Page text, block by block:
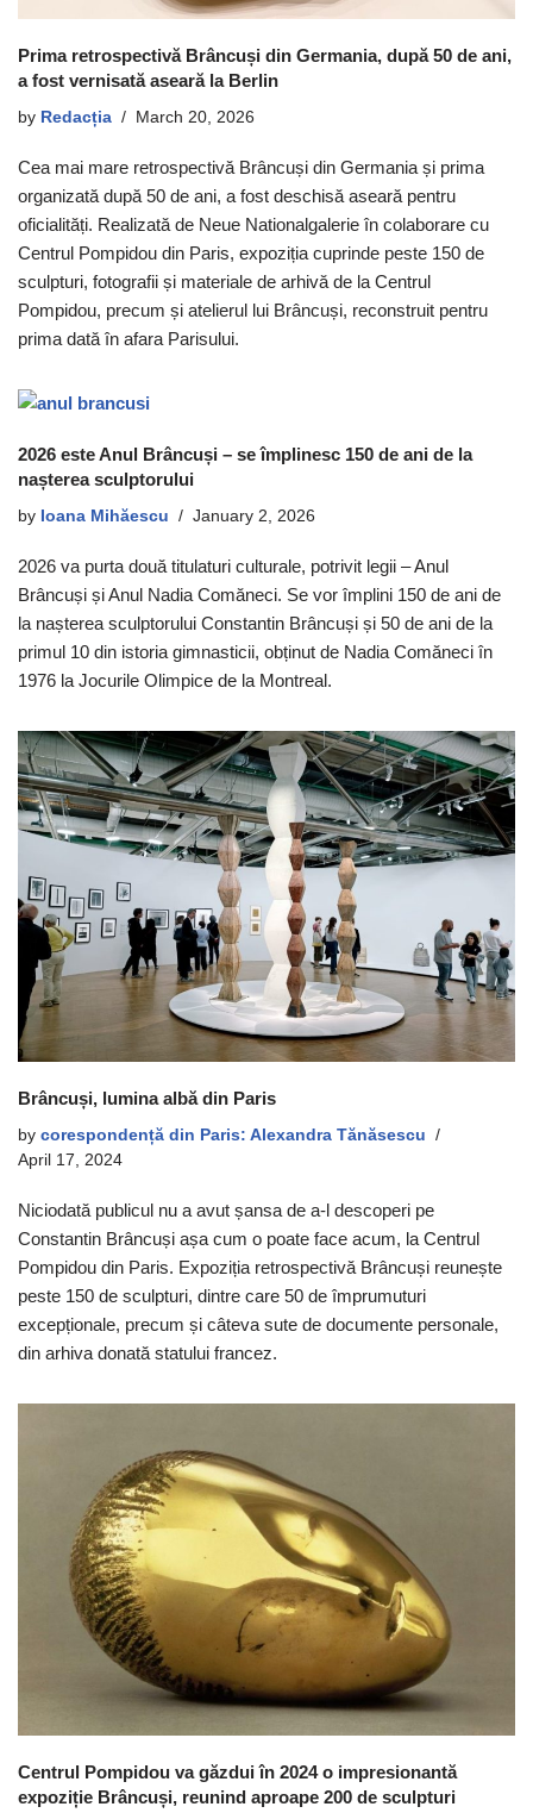
Prima retrospectivă Brâncuși din Germania, după 50 de ani,
a fost vernisată aseară la Berlin
by Redacția March 20, 2026
Cea mai mare retrospectivă Brâncuși din Germania și prima
organizată după 50 de ani, a fost deschisă aseară pentru
oficialități. Realizată de Neue Nationalgalerie în colaborare cu
Centrul Pompidou din Paris, expoziția cuprinde peste 150 de
sculpturi, fotografii și materiale de arhivă de la Centrul
Pompidou, precum și atelierul lui Brâncuși, reconstruit pentru
prima dată în afara Parisului.
2026 este Anul Brâncuși – se împlinesc 150 de ani de la
nașterea sculptorului
by Ioana Mihăescu January 2, 2026
2026 va purta două titulaturi culturale, potrivit legii – Anul
Brâncuși și Anul Nadia Comăneci. Se vor împlini 150 de ani de
la nașterea sculptorului Constantin Brâncuși și 50 de ani de la
primul 10 din istoria gimnasticii, obținut de Nadia Comăneci în
1976 la Jocurile Olimpice de la Montreal.
Brâncuși, lumina albă din Paris
by corespondență din Paris: Alexandra Tănăsescu
April 17, 2024
Niciodată publicul nu a avut șansa de a-l descoperi pe
Constantin Brâncuși așa cum o poate face acum, la Centrul
Pompidou din Paris. Expoziția retrospectivă Brâncuși reunește
peste 150 de sculpturi, dintre care 50 de împrumuturi
excepționale, precum și câteva sute de documente personale,
din arhiva donată statului francez.
Centrul Pompidou va găzdui în 2024 o impresionantă
expoziție Brâncuși, reunind aproape 200 de sculpturi